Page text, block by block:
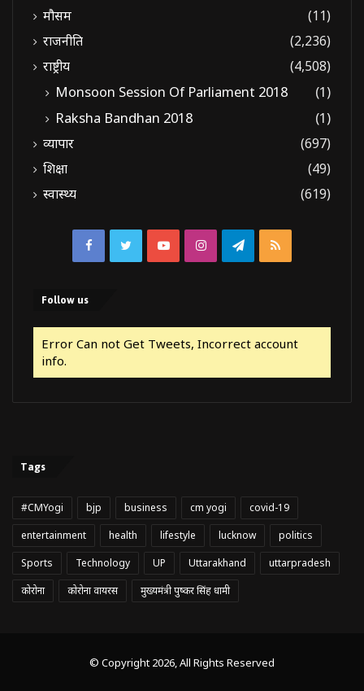
मौसम
(11)
राजनीति
(2,236)
राष्ट्रीय
(4,508)
Monsoon Session Of Parliament 2018
(1)
Raksha Bandhan 2018
(1)
व्यापार
(697)
शिक्षा
(49)
स्वास्थ्य
(619)
FacebookTwitterYouTubeInstagramTelegram
RSS
Follow us
Error Can not Get Tweets, Incorrect account
info.
Tags
#CMYogi bjp business cm yogi
covid-19
entertainment
health lifestyle lucknow
politics
Sports
Technology UP Uttarakhand
uttarpradesh
कोरोना
कोरोना वायरस मुख्यमंत्री पुष्कर सिंह धामी
© Copyright 2026, All Rights Reserved